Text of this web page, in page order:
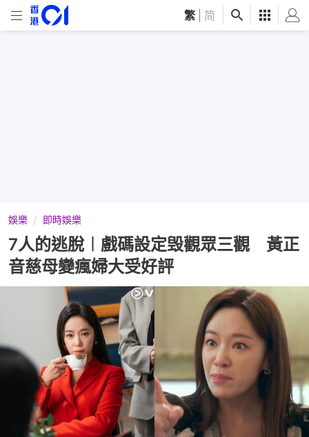
繁 简
娛樂 即時娛樂
7人的逃脫︱戲碼設定毁觀眾三觀 黃正
音慈母變瘋婦大受好評